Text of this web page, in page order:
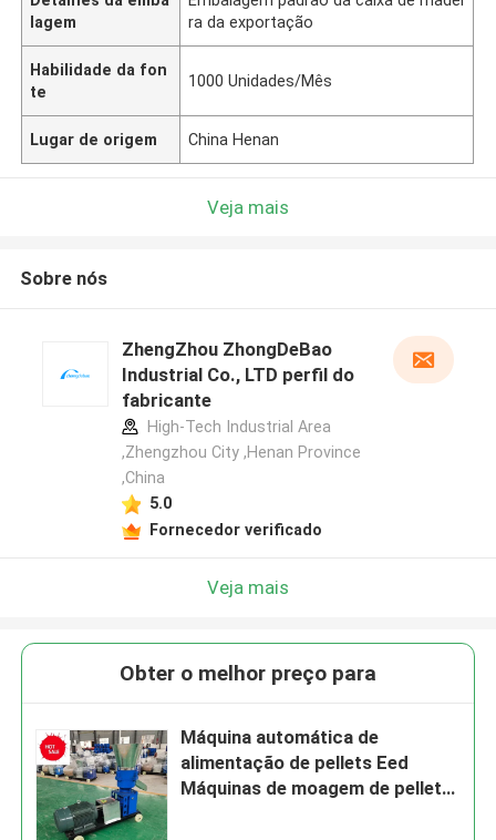
lagem
ra da exportação
Habilidade da fon
te
1000 Unidades/Mês
Lugar de origem China Henan
Veja mais
Sobre nós
ZhengZhou ZhongDeBao
Industrial Co., LTD perfil do
fabricante
High-Tech Industrial Area
,Zhengzhou City ,Henan Province
,China
5.0
Fornecedor verificado
Veja mais
Obter o melhor preço para
Máquina automática de
alimentação de pellets Eed
Máquinas de moagem de pellets